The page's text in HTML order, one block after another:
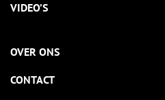
VIDEO’S
OVER ONS
CONTACT